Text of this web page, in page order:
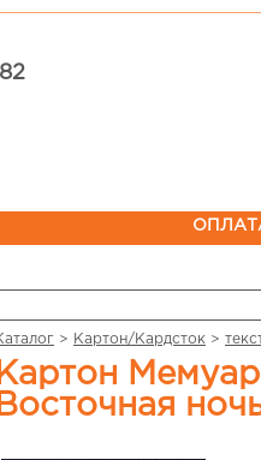
> Картон/Кардсток >
Картон Мемуарис с фактурой льна 30,5 х 30,5 см
Восточная